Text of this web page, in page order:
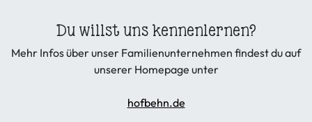
Du willst uns kennenlernen?
Mehr Infos über unser Familienunternehmen findest du auf
unserer Homepage unter
hofbehn.de